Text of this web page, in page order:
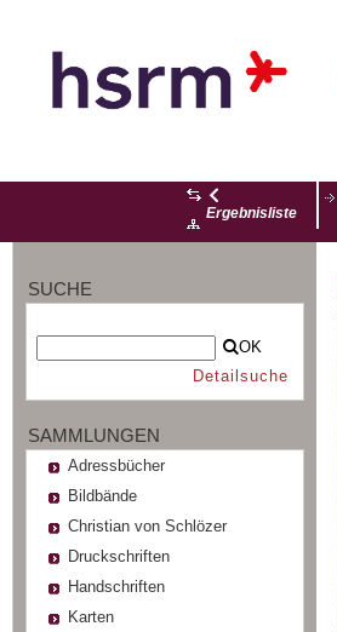
Ergebnisliste
SUCHE
OK
Detailsuche
SAMMLUNGEN
Adressbücher
Bildbände
Christian von Schlözer
Druckschriften
Handschriften
Karten